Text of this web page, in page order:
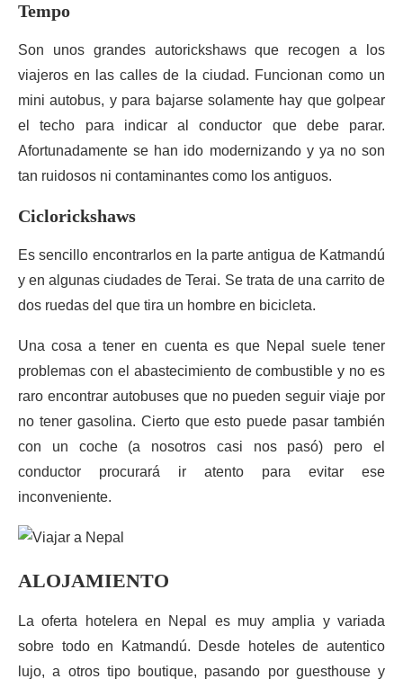
Tempo
Son unos grandes autorickshaws que recogen a los
viajeros en las calles de la ciudad. Funcionan como un
mini autobus, y para bajarse solamente hay que golpear
el techo para indicar al conductor que debe parar.
Afortunadamente se han ido modernizando y ya no son
tan ruidosos ni contaminantes como los antiguos.
Ciclorickshaws
Es sencillo encontrarlos en la parte antigua de Katmandú
y en algunas ciudades de Terai. Se trata de una carrito de
dos ruedas del que tira un hombre en bicicleta.
Una cosa a tener en cuenta es que Nepal suele tener
problemas con el abastecimiento de combustible y no es
raro encontrar autobuses que no pueden seguir viaje por
no tener gasolina. Cierto que esto puede pasar también
con un coche (a nosotros casi nos pasó) pero el
conductor procurará ir atento para evitar ese
inconveniente.
ALOJAMIENTO
La oferta hotelera en Nepal es muy amplia y variada
sobre todo en Katmandú. Desde hoteles de autentico
lujo, a otros tipo boutique, pasando por guesthouse y